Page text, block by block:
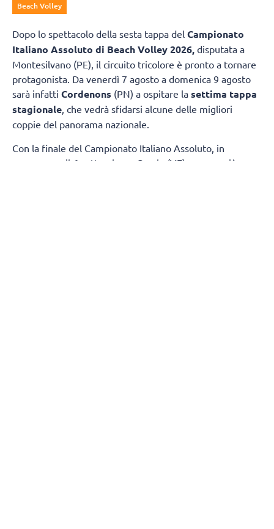
Beach Volley
Dopo lo spettacolo della sesta tappa del Campionato
Italiano Assoluto di Beach Volley 2026, disputata a
Montesilvano (PE), il circuito tricolore è pronto a tornare
protagonista. Da venerdì 7 agosto a domenica 9 agosto
sarà infatti Cordenons (PN) a ospitare la settima tappa
stagionale, che vedrà sfidarsi alcune delle migliori
coppie del panorama nazionale.
Con la finale del Campionato Italiano Assoluto, in
programma il 6 settembre a Caorle (VE) sempre più